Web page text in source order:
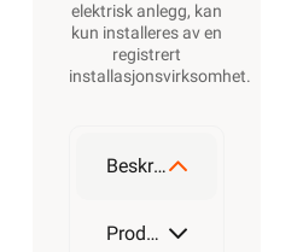
elektrisk anlegg, kan
kun installeres av en
registrert
installasjonsvirksomhet.
Beskrivelse
Produktdetaljer